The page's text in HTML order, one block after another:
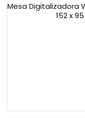
Mesa Digitalizadora
152 x